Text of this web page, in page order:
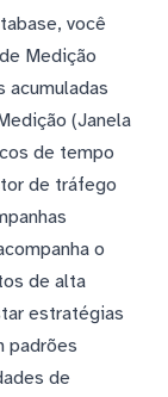
você
Medição
acumuladas
(Janela
de tempo
de tráfego
o
de alta
estratégias
padrões
de